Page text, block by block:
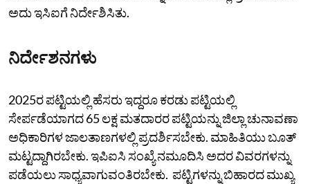
ಅದು ಇಸಿಐಗೆ ನಿರ್ದೇಶಿಸಿತು.
ನಿರ್ದೇಶನಗಳು
2025ರ ಪಟ್ಟಿಯಲ್ಲಿ ಹೆಸರು ಇದ್ದರೂ ಕರಡು ಪಟ್ಟಿಯಲ್ಲಿ
ಸೇರ್ಪಡೆಯಾಗದ 65 ಲಕ್ಷ ಮತದಾರರ ಪಟ್ಟಿಯನ್ನು ಜಿಲ್ಲಾ ಚುನಾವಣಾ
ಅಧಿಕಾರಿಗಳ ಜಾಲತಾಣಗಳಲ್ಲಿ ಪ್ರದರ್ಶಿಸಬೇಕು. ಮಾಹಿತಿಯು ಬೂತ್‌
ಮಟ್ಟದ್ದಾಗಿರಬೇಕು. ಇಪಿಐಸಿ ಸಂಖ್ಯೆ ನಮೂದಿಸಿ ಅದರ ವಿವರಗಳನ್ನು
ಪಡೆಯಲು ಸಾಧ್ಯವಾಗುವಂತಿರಬೇಕು. ಪಟ್ಟಿಗಳನ್ನು ಬಿಹಾರದ ಮುಖ್ಯ